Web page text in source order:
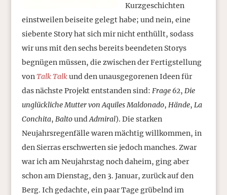
Kurzgeschichten
einstweilen beiseite gelegt habe; und nein, eine
siebente Story hat sich mir nicht enthüllt, sodass
wir uns mit den sechs bereits beendeten Storys
begnügen müssen, die zwischen der Fertigstellung
vonTalk Talkund den unausgegorenen Ideen für
das nächste Projekt entstanden sind: Frage 62, Die
unglückliche Mutter von Aquiles Maldonado, Hände, La
Conchita, BaltoundAdmiral). Die starken
Neujahrsregenfälle waren mächtig willkommen, in
den Sierras erschwerten sie jedoch manches. Zwar
war ich am Neujahrstag noch daheim, ging aber
schon am Dienstag, den 3. Januar, zurück auf den
Berg. Ich gedachte, ein paar Tage grübelnd im